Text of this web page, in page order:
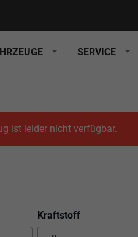
SERVICE
ist leider nicht verfügbar.
Kraftstoff